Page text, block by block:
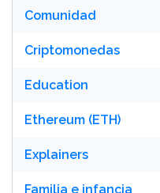
Comunidad
Criptomonedas
Education
Ethereum (ETH)
Explainers
Familia e infancia